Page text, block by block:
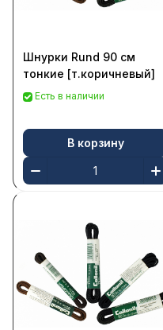
Шнурки Rund 90 см
тонкие [т.коричневый]
Есть в наличии
В корзину